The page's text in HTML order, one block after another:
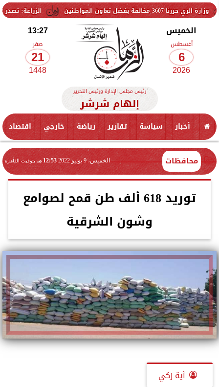
الزراعة: تصدر 712 ترخيص تشغيل جديد لمشروعات الثروة الحيوانية والداجنة.. وتسجيل 832 مخلوط أعلاف المواطنين
الخميس
أغسطس
6
2026
13:27
صفر
21
1448
رئيس مجلس الإدارة ورئيس التحرير
إلهام شرشر
أخبار سياسة تقارير رياضة خارجي اقتصاد
محافظات الخميس، 9 يونيو 2022 12:53 مـ بتوقيت القاهرة
توريد 618 ألف طن قمح لصوامع
وشون الشرقية
آية زكي